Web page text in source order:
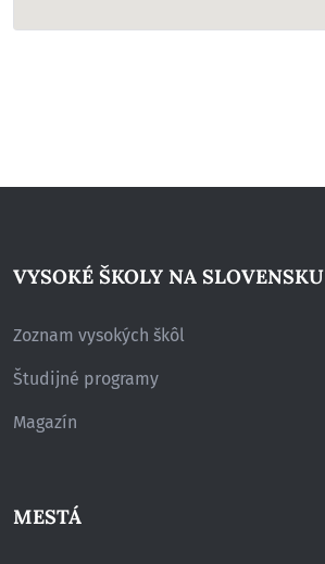
VYSOKÉ ŠKOLY NA SLOVENSKU
Zoznam vysokých škôl
Študijné programy
Magazín
MESTÁ